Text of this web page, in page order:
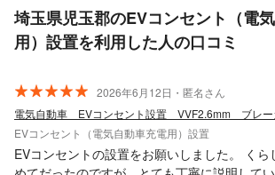
埼玉県児玉郡のEVコンセント（電
用）設置を利用した人の口コミ
2026年6月12日・匿名さん
電気自動車 EVコンセント設置 VVF2.6mm ブレー
EVコンセント（電気自動車充電用）設置
EVコンセントの設置をお願いしました。 くら